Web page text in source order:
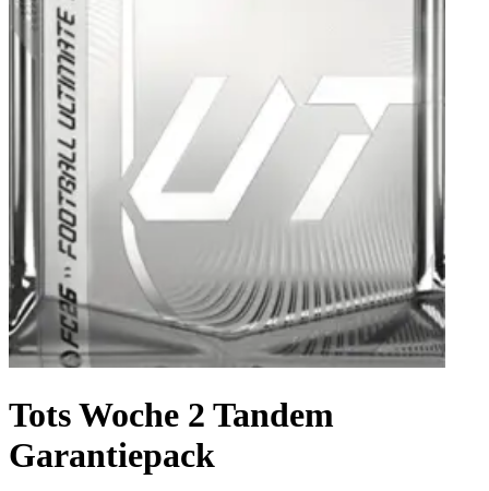
Tots Woche 2 Tandem
Garantiepack